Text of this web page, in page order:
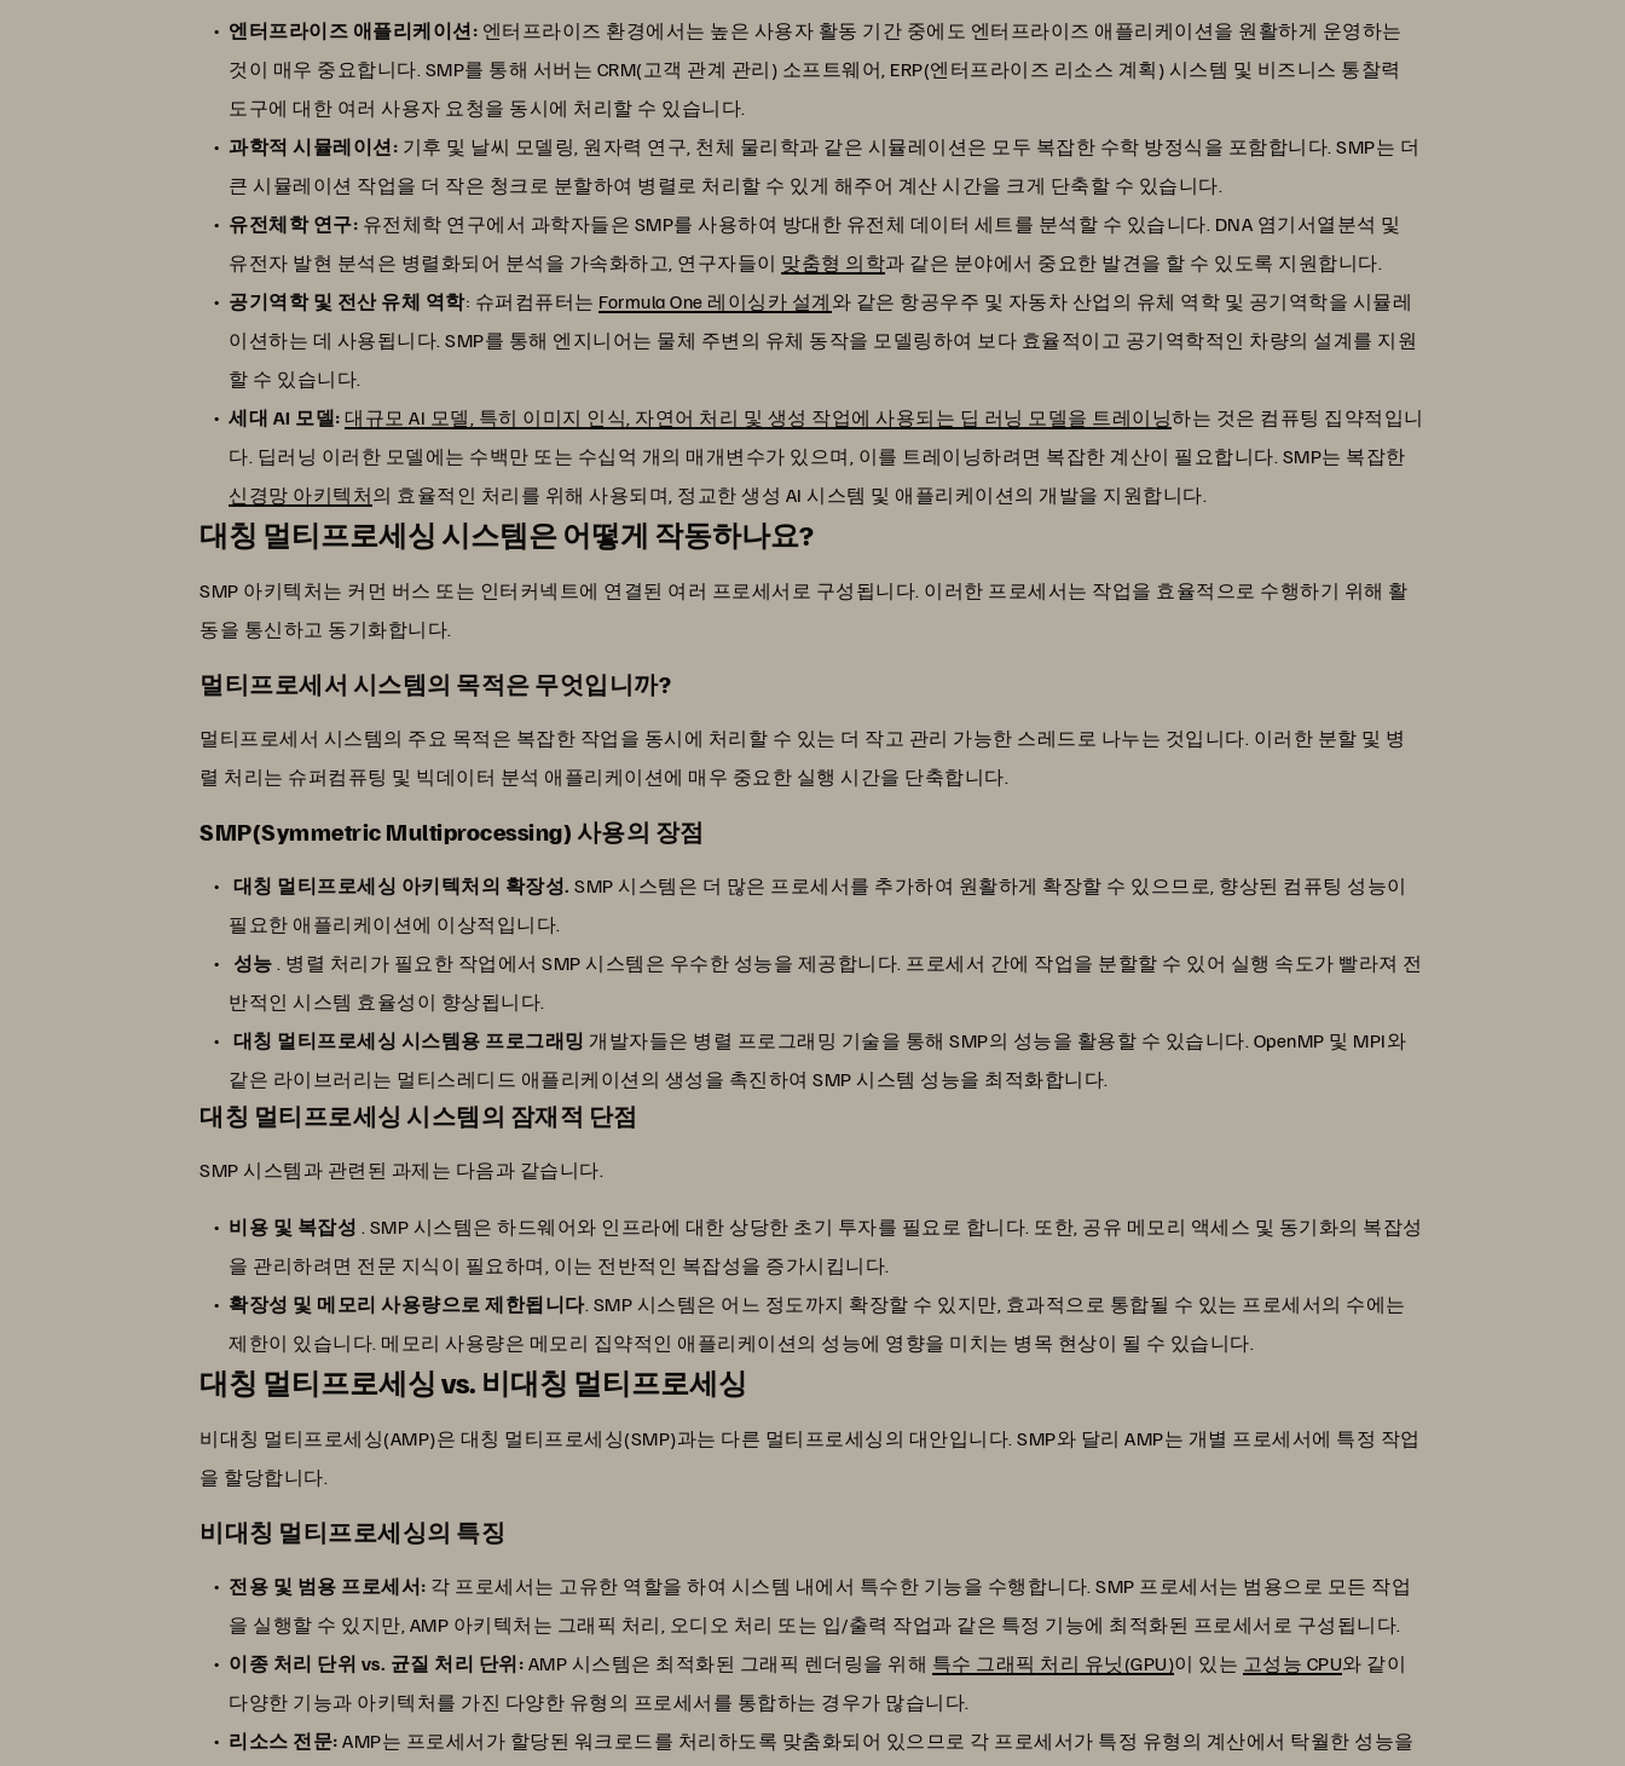
엔터프라이즈 애플리케이션: 엔터프라이즈 환경에서는 높은 사용자 활동 기간 중에도 엔터프라이즈 애플리케이션을 원활하게 운영하는
것이 매우 중요합니다. SMP를 통해 서버는 CRM(고객 관계 관리) 소프트웨어, ERP(엔터프라이즈 리소스 계획) 시스템 및 비즈니스 통찰력
도구에 대한 여러 사용자 요청을 동시에 처리할 수 있습니다.
과학적 시뮬레이션: 기후 및 날씨 모델링, 원자력 연구, 천체 물리학과 같은 시뮬레이션은 모두 복잡한 수학 방정식을 포함합니다. SMP는 더
큰 시뮬레이션 작업을 더 작은 청크로 분할하여 병렬로 처리할 수 있게 해주어 계산 시간을 크게 단축할 수 있습니다.
유전체학 연구: 유전체학 연구에서 과학자들은 SMP를 사용하여 방대한 유전체 데이터 세트를 분석할 수 있습니다. DNA 염기서열분석 및
유전자 발현 분석은 병렬화되어 분석을 가속화하고, 연구자들이 맞춤형 의학과 같은 분야에서 중요한 발견을 할 수 있도록 지원합니다.
공기역학 및 전산 유체 역학: 슈퍼컴퓨터는 Formula One 레이싱카 설계 와 같은 항공우주 및 자동차 산업의 유체 역학 및 공기역학을 시뮬레
이션하는 데 사용됩니다. SMP를 통해 엔지니어는 물체 주변의 유체 동작을 모델링하여 보다 효율적이고 공기역학적인 차량의 설계를 지원
할 수 있습니다.
세대 AI 모델: 대규모 AI 모델, 특히 이미지 인식, 자연어 처리 및 생성 작업에 사용되는 딥 러닝 모델을 트레이닝하는 것은 컴퓨팅 집약적입니
다. 딥러닝 이러한 모델에는 수백만 또는 수십억 개의 매개변수가 있으며, 이를 트레이닝하려면 복잡한 계산이 필요합니다. SMP는 복잡한
신경망 아키텍처의 효율적인 처리를 위해 사용되며, 정교한 생성 AI 시스템 및 애플리케이션의 개발을 지원합니다.
대칭 멀티프로세싱 시스템은 어떻게 작동하나요?
SMP 아키텍처는 커먼 버스 또는 인터커넥트에 연결된 여러 프로세서로 구성됩니다. 이러한 프로세서는 작업을 효율적으로 수행하기 위해 활
동을 통신하고 동기화합니다.
멀티프로세서 시스템의 목적은 무엇입니까?
멀티프로세서 시스템의 주요 목적은 복잡한 작업을 동시에 처리할 수 있는 더 작고 관리 가능한 스레드로 나누는 것입니다. 이러한 분할 및 병
렬 처리는 슈퍼컴퓨팅 및 빅데이터 분석 애플리케이션에 매우 중요한 실행 시간을 단축합니다.
SMP(Symmetric Multiprocessing) 사용의 장점
대칭 멀티프로세싱 아키텍처의 확장성. SMP 시스템은 더 많은 프로세서를 추가하여 원활하게 확장할 수 있으므로, 향상된 컴퓨팅 성능이
필요한 애플리케이션에 이상적입니다.
성능. 병렬 처리가 필요한 작업에서 SMP 시스템은 우수한 성능을 제공합니다. 프로세서 간에 작업을 분할할 수 있어 실행 속도가 빨라져 전
반적인 시스템 효율성이 향상됩니다.
대칭 멀티프로세싱 시스템용 프로그래밍 개발자들은 병렬 프로그래밍 기술을 통해 SMP의 성능을 활용할 수 있습니다. OpenMP 및 MPI와
같은 라이브러리는 멀티스레디드 애플리케이션의 생성을 촉진하여 SMP 시스템 성능을 최적화합니다.
대칭 멀티프로세싱 시스템의 잠재적 단점
SMP 시스템과 관련된 과제는 다음과 같습니다.
비용 및 복잡성 . SMP 시스템은 하드웨어와 인프라에 대한 상당한 초기 투자를 필요로 합니다. 또한, 공유 메모리 액세스 및 동기화의 복잡성
을 관리하려면 전문 지식이 필요하며, 이는 전반적인 복잡성을 증가시킵니다.
확장성 및 메모리 사용량으로 제한됩니다. SMP 시스템은 어느 정도까지 확장할 수 있지만, 효과적으로 통합될 수 있는 프로세서의 수에는
제한이 있습니다. 메모리 사용량은 메모리 집약적인 애플리케이션의 성능에 영향을 미치는 병목 현상이 될 수 있습니다.
대칭 멀티프로세싱 vs. 비대칭 멀티프로세싱
비대칭 멀티프로세싱(AMP)은 대칭 멀티프로세싱(SMP)과는 다른 멀티프로세싱의 대안입니다. SMP와 달리 AMP는 개별 프로세서에 특정 작업
을 할당합니다.
비대칭 멀티프로세싱의 특징
전용 및 범용 프로세서: 각 프로세서는 고유한 역할을 하여 시스템 내에서 특수한 기능을 수행합니다. SMP 프로세서는 범용으로 모든 작업
을 실행할 수 있지만, AMP 아키텍처는 그래픽 처리, 오디오 처리 또는 입/출력 작업과 같은 특정 기능에 최적화된 프로세서로 구성됩니다.
이종 처리 단위 vs. 균질 처리 단위: AMP 시스템은 최적화된 그래픽 렌더링을 위해 특수 그래픽 처리 유닛(GPU)이 있는 고성능 CPU와 같이
다양한 기능과 아키텍처를 가진 다양한 유형의 프로세서를 통합하는 경우가 많습니다.
리소스 전문: AMP는 프로세서가 할당된 워크로드를 처리하도록 맞춤화되어 있으므로 각 프로세서가 특정 유형의 계산에서 탁월한 성능을